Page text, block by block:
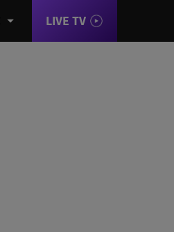
LIVE TV